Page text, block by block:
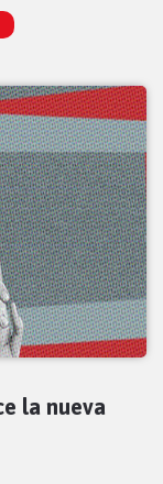
la nueva